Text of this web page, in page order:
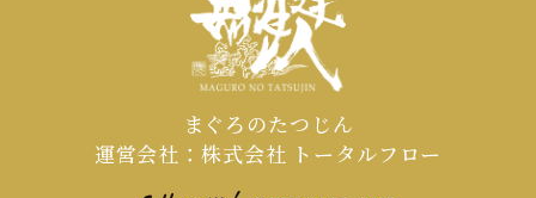
まぐろのたつじん
運営会社：株式会社 トータルフロー